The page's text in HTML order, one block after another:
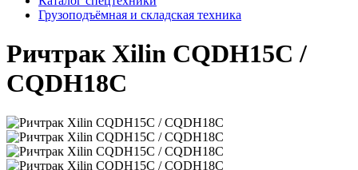
Грузоподъёмная и складская техника
Ричтрак Xilin CQDH15C /
CQDH18C